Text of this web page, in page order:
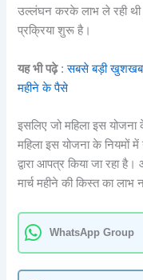
उल्लंघन करके लाभ ले रही
प्रक्रिया शुरू है।
यह भी पढ़े:सबसे बड़ी
महीने के पैसे
इसलिए जो महिला इस
महिला इस योजना के नियमों
द्वारा आपत्र किया जा रहा
मार्च महीने की किस्त का लाभ
WhatsApp Group